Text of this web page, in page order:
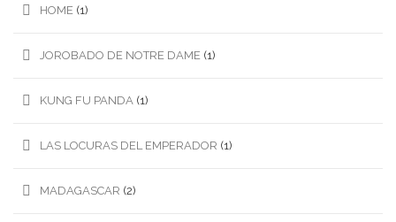
HOME (1)
JOROBADO DE NOTRE DAME (1)
KUNG FU PANDA (1)
LAS LOCURAS DEL EMPERADOR (1)
MADAGASCAR (2)